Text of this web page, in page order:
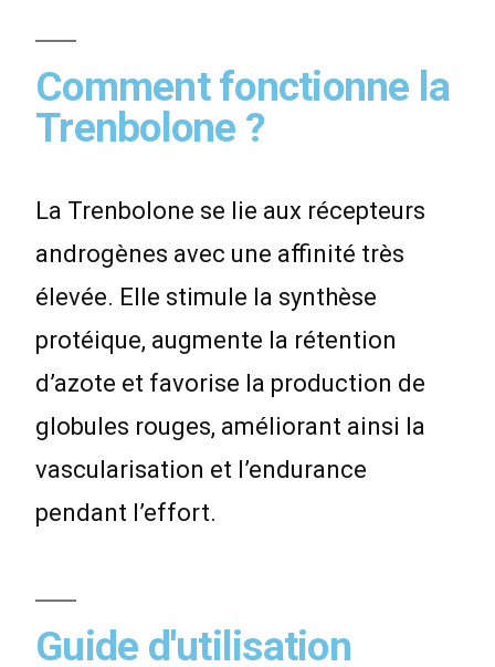
Comment fonctionne la
Trenbolone ?
La Trenbolone se lie aux récepteurs
androgènes avec une affinité très
élevée. Elle stimule la synthèse
protéique, augmente la rétention
d’azote et favorise la production de
globules rouges, améliorant ainsi la
vascularisation et l’endurance
pendant l’effort.
Guide d'utilisation